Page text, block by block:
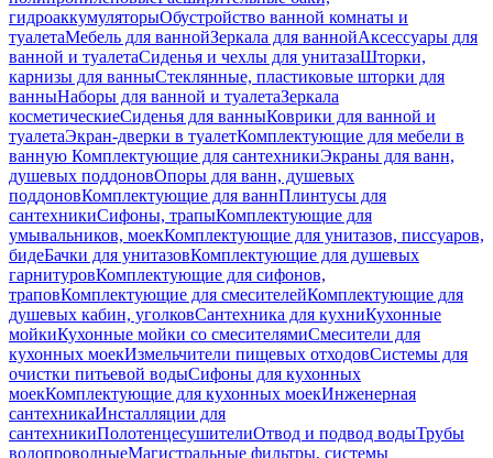
гидроаккумуляторыОбустройство ванной комнаты и
туалетаМебель для ваннойЗеркала для ваннойАксессуары для
ванной и туалетаСиденья и чехлы для унитазаШторки,
карнизы для ванныСтеклянные, пластиковые шторки для
ванныНаборы для ванной и туалетаЗеркала
косметическиеСиденья для ванныКоврики для ванной и
туалетаЭкран-дверки в туалетКомплектующие для мебели в
ванную Комплектующие для сантехникиЭкраны для ванн,
душевых поддоновОпоры для ванн, душевых
поддоновКомплектующие для ваннПлинтусы для
сантехникиСифоны, трапыКомплектующие для
умывальников, моекКомплектующие для унитазов, писсуаров,
бидеБачки для унитазовКомплектующие для душевых
гарнитуровКомплектующие для сифонов,
траповКомплектующие для смесителейКомплектующие для
душевых кабин, уголковСантехника для кухниКухонные
мойкиКухонные мойки со смесителямиСмесители для
кухонных моекИзмельчители пищевых отходовСистемы для
очистки питьевой водыСифоны для кухонных
моекКомплектующие для кухонных моекИнженерная
сантехникаИнсталляции для
сантехникиПолотенцесушителиОтвод и подвод водыТрубы
водопроводныеМагистральные фильтры, системы